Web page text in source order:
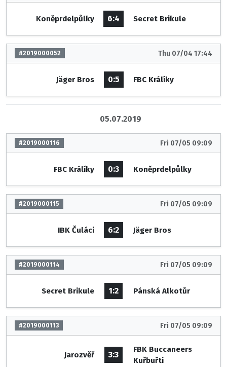
Koněprdelpůlky 6:4 Secret Brikule
#2019000052 Thu 07/04 17:44
Jäger Bros 0:5 FBC Králíky
05.07.2019
#2019000116 Fri 07/05 09:09
FBC Králíky 0:3 Koněprdelpůlky
#2019000115 Fri 07/05 09:09
IBK Čuláci 6:2 Jäger Bros
#2019000114 Fri 07/05 09:09
Secret Brikule 1:2 Pánská Alkotůr
#2019000113 Fri 07/05 09:09
Jarozvěř 3:3
FBK Buccaneers
Kuřbuřti